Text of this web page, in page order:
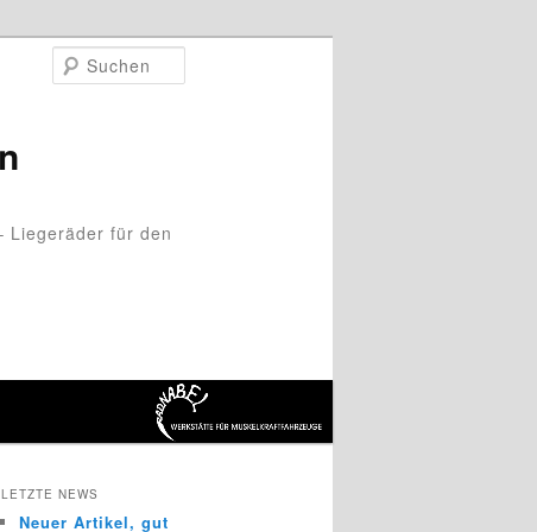
Liegeräder für den
LETZTE NEWS
Neuer Artikel, gut